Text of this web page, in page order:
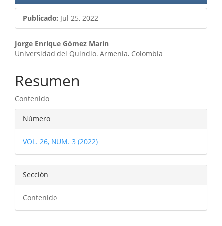
Publicado: Jul 25, 2022
Contenido
principal
del
artículo
Jorge Enrique Gómez Marín
Universidad del Quindio, Armenia, Colombia
Resumen
Contenido
Detalles
del
artículo
Número
VOL. 26, NUM. 3 (2022)
Sección
Contenido